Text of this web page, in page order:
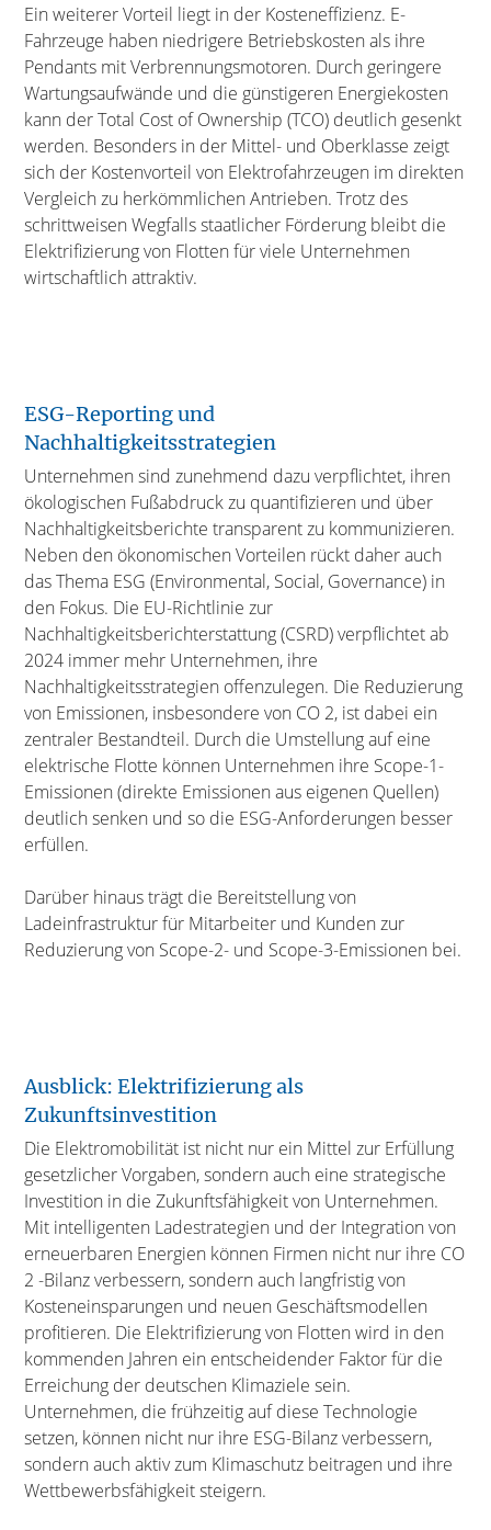
Ein weiterer Vorteil liegt in der Kosteneffizienz. E-
Fahrzeuge haben niedrigere Betriebskosten als ihre
Pendants mit Verbrennungsmotoren. Durch geringere
Wartungsaufwände und die günstigeren Energiekosten
kann der Total Cost of Ownership (TCO) deutlich gesenkt
werden. Besonders in der Mittel- und Oberklasse zeigt
sich der Kostenvorteil von Elektrofahrzeugen im direkten
Vergleich zu herkömmlichen Antrieben. Trotz des
schrittweisen Wegfalls staatlicher Förderung bleibt die
Elektrifizierung von Flotten für viele Unternehmen
wirtschaftlich attraktiv.
ESG-Reporting und
Nachhaltigkeitsstrategien
Unternehmen sind zunehmend dazu verpflichtet, ihren
ökologischen Fußabdruck zu quantifizieren und über
Nachhaltigkeitsberichte transparent zu kommunizieren.
Neben den ökonomischen Vorteilen rückt daher auch
das Thema ESG (Environmental, Social, Governance) in
den Fokus. Die EU-Richtlinie zur
Nachhaltigkeitsberichterstattung (CSRD) verpflichtet ab
2024 immer mehr Unternehmen, ihre
Nachhaltigkeitsstrategien offenzulegen. Die Reduzierung
von Emissionen, insbesondere von CO 2, ist dabei ein
zentraler Bestandteil. Durch die Umstellung auf eine
elektrische Flotte können Unternehmen ihre Scope-1-
Emissionen (direkte Emissionen aus eigenen Quellen)
deutlich senken und so die ESG-Anforderungen besser
erfüllen.
Darüber hinaus trägt die Bereitstellung von
Ladeinfrastruktur für Mitarbeiter und Kunden zur
Reduzierung von Scope-2- und Scope-3-Emissionen bei.
Ausblick: Elektrifizierung als
Zukunftsinvestition
Die Elektromobilität ist nicht nur ein Mittel zur Erfüllung
gesetzlicher Vorgaben, sondern auch eine strategische
Investition in die Zukunftsfähigkeit von Unternehmen.
Mit intelligenten Ladestrategien und der Integration von
erneuerbaren Energien können Firmen nicht nur ihre CO
2 -Bilanz verbessern, sondern auch langfristig von
Kosteneinsparungen und neuen Geschäftsmodellen
profitieren. Die Elektrifizierung von Flotten wird in den
kommenden Jahren ein entscheidender Faktor für die
Erreichung der deutschen Klimaziele sein.
Unternehmen, die frühzeitig auf diese Technologie
setzen, können nicht nur ihre ESG-Bilanz verbessern,
sondern auch aktiv zum Klimaschutz beitragen und ihre
Wettbewerbsfähigkeit steigern.